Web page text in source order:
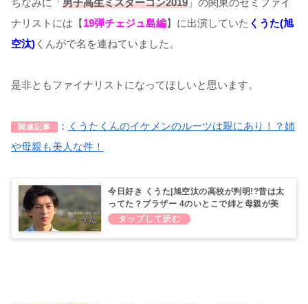
ナリストには【19弾チェジュ島編】に出演していた くうた(旭
空汰) くんがで名を連ねていました。
是非ともファイナリストになってほしいと思います。
関連記事 ： くうたくんのイケメンのルーツは親にあり！？姉
や母親も美人な件！
今日好き くうた|旭空汰の高校が判明!?昔は太
ってた？ブラザー 4のいとこで姉と母親が美
人！